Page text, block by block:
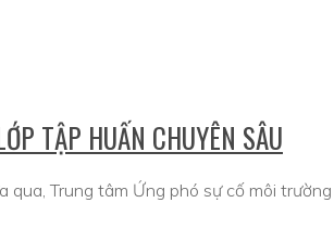
TẬP HUẤN CHUYÊN SÂU
Trung tâm Ứng phó sự cố môi trường